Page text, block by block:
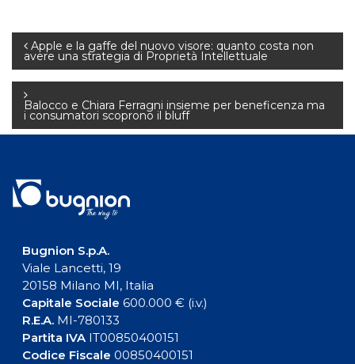
Navigazione
articoli
Apple e la gaffe del nuovo visore: quanto costa non
avere una strategia di Proprietà Intellettuale
Balocco e Chiara Ferragni insieme per beneficenza ma
i consumatori scoprono il bluff
Bugnion S.p.A.
Viale Lancetti, 19
20158 Milano MI, Italia
Capitale Sociale 600.000 € (i.v.)
R.E.A.MI-780133
Partita IVAIT00850400151
Codice Fiscale 00850400151